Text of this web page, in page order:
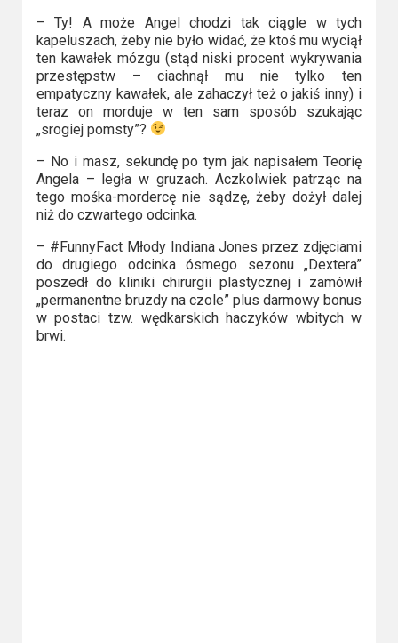
Południowa
Filmy
oparte
na
faktach
Thrillery
Amazon
Prime
Video
– Ty! A może Angel chodzi tak ciągle w tych
kapeluszach, żeby nie było widać, że ktoś mu wyciął
ten kawałek mózgu (stąd niski procent wykrywania
przestępstw – ciachnął mu nie tylko ten
empatyczny kawałek, ale zahaczył też o jakiś inny) i
teraz on morduje w ten sam sposób szukając
„srogiej pomsty”?
– No i masz, sekundę po tym jak napisałem Teorię
Angela – legła w gruzach. Aczkolwiek patrząc na
tego mośka-mordercę nie sądzę, żeby dożył dalej
niż do czwartego odcinka.
– #FunnyFact Młody Indiana Jones przez zdjęciami
do drugiego odcinka ósmego sezonu „Dextera”
poszedł do kliniki chirurgii plastycznej i zamówił
„permanentne bruzdy na czole” plus darmowy bonus
w postaci tzw. wędkarskich haczyków wbitych w
brwi.